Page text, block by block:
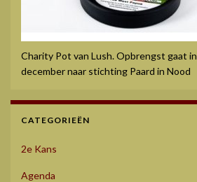
Charity Pot van Lush. Opbrengst gaat in
december naar stichting Paard in Nood
CATEGORIEËN
2e Kans
Agenda